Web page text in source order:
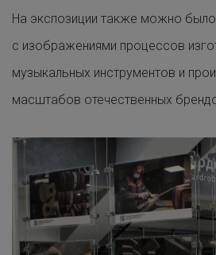
На экспозиции также можно
с изображениями процессов
музыкальных инструментов и
масштабов отечественных